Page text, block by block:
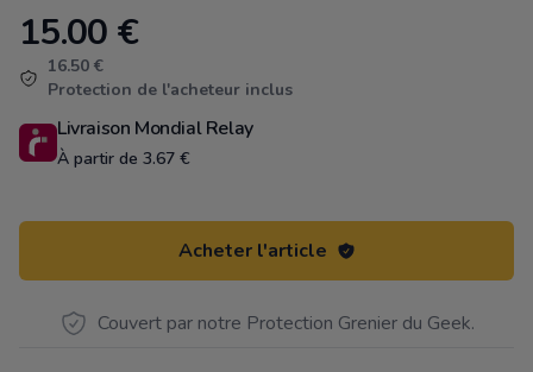
Product information
15.00 €
16.50 €
Protection de l'acheteur inclus
Livraison Mondial Relay
À partir de 3.67 €
Acheter l'article
Couvert par notre Protection Grenier du Geek.